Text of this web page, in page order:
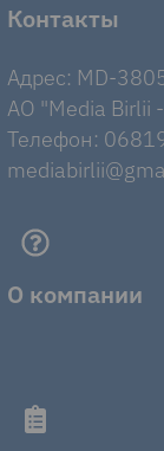
Контакты
Адрес: MD-
AO "Media Birlii
Телефон:
О компании